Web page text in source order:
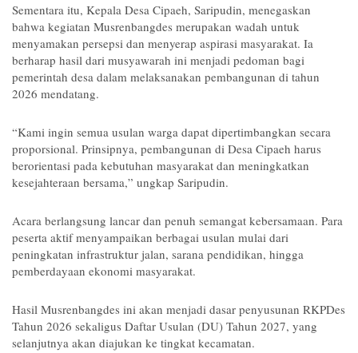
Sementara itu, Kepala Desa Cipaeh, Saripudin, menegaskan
bahwa kegiatan Musrenbangdes merupakan wadah untuk
menyamakan persepsi dan menyerap aspirasi masyarakat. Ia
berharap hasil dari musyawarah ini menjadi pedoman bagi
pemerintah desa dalam melaksanakan pembangunan di tahun
2026 mendatang.
“Kami ingin semua usulan warga dapat dipertimbangkan secara
proporsional. Prinsipnya, pembangunan di Desa Cipaeh harus
berorientasi pada kebutuhan masyarakat dan meningkatkan
kesejahteraan bersama,” ungkap Saripudin.
Acara berlangsung lancar dan penuh semangat kebersamaan. Para
peserta aktif menyampaikan berbagai usulan mulai dari
peningkatan infrastruktur jalan, sarana pendidikan, hingga
pemberdayaan ekonomi masyarakat.
Hasil Musrenbangdes ini akan menjadi dasar penyusunan RKPDes
Tahun 2026 sekaligus Daftar Usulan (DU) Tahun 2027, yang
selanjutnya akan diajukan ke tingkat kecamatan.